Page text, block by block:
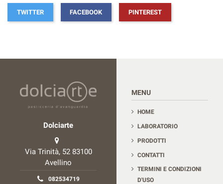
TWITTER FACEBOOK PINTEREST
Contact us
Dolciarte
Via Trinità, 52 83100
Avellino
082534719
MENU
HOME
LABORATORIO
PRODOTTI
CONTATTI
TERMINI E CONDIZIONI
D'USO